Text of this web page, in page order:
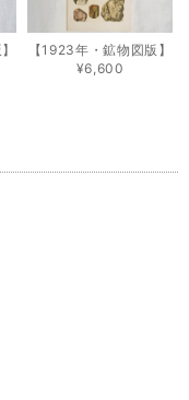
【1923年・鉱物図版】
¥6,600